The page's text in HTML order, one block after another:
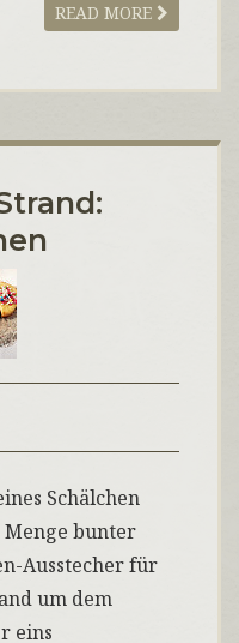
READ MORE
Schälchen
bunter
Ausstecher für
um dem
eins